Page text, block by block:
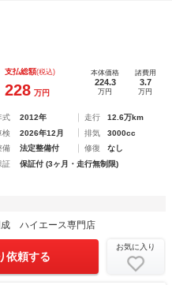
支払総額(税込)
228 万円
本体価格
224.3
万円
諸費用
3.7
万円
式 2012年 走行
12.6万km
検
2026年12月 排気
3000cc
備
法定整備付 修復
なし
証
保証付 (3ヶ月・走行無制限)
ハイエース専門店
依頼する
お気に入り